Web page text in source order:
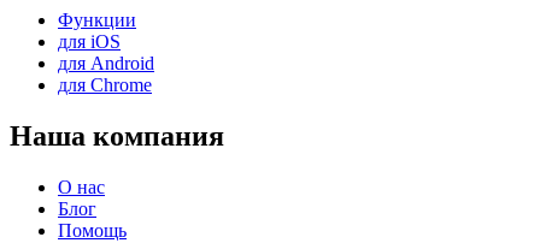
Функции
для iOS
для Android
для Chrome
Наша компания
О нас
Блог
Помощь